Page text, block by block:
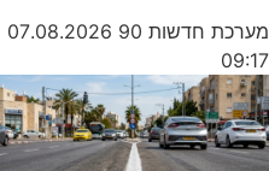
מערכת חדשות 90
07.08.2026
09:17